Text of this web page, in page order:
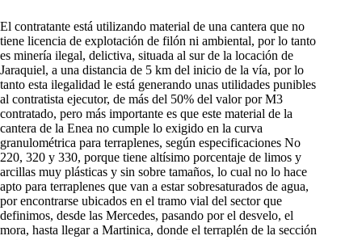
El contratante está utilizando material de una cantera que no
tiene licencia de explotación de filón ni ambiental, por lo tanto
es minería ilegal, delictiva, situada al sur de la locación de
Jaraquiel, a una distancia de 5 km del inicio de la vía, por lo
tanto esta ilegalidad le está generando unas utilidades punibles
al contratista ejecutor, de más del 50% del valor por M3
contratado, pero más importante es que este material de la
cantera de la Enea no cumple lo exigido en la curva
granulométrica para terraplenes, según especificaciones No
220, 320 y 330, porque tiene altísimo porcentaje de limos y
arcillas muy plásticas y sin sobre tamaños, lo cual no lo hace
apto para terraplenes que van a estar sobresaturados de agua,
por encontrarse ubicados en el tramo vial del sector que
definimos, desde las Mercedes, pasando por el desvelo, el
mora, hasta llegar a Martinica, donde el terraplén de la sección